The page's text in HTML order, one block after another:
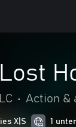
• Action &
X|S 1